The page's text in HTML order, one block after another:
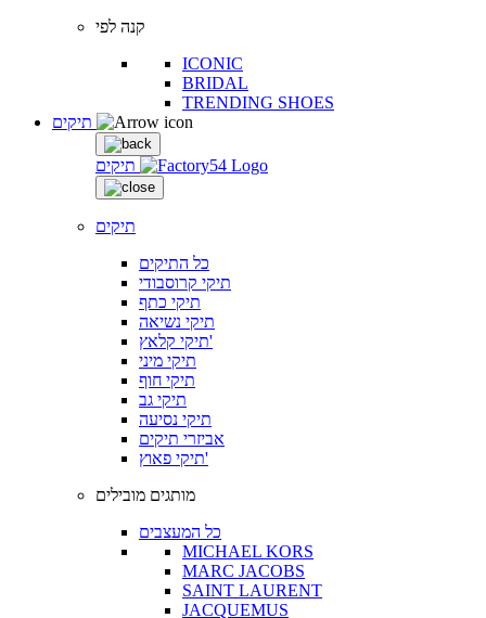
קנה לפי
ICONIC
BRIDAL
TRENDING SHOES
תיקים
תיקים
כל התיקים
תיקי קרוסבודי
תיקי כתף
תיקי נשיאה
תיקי קלאץ'
תיקי מיני
תיקי חוף
תיקי גב
תיקי נסיעה
אביזרי תיקים
תיקי פאוץ'
מותגים מובילים
כל המעצבים
MICHAEL KORS
MARC JACOBS
SAINT LAURENT
JACQUEMUS